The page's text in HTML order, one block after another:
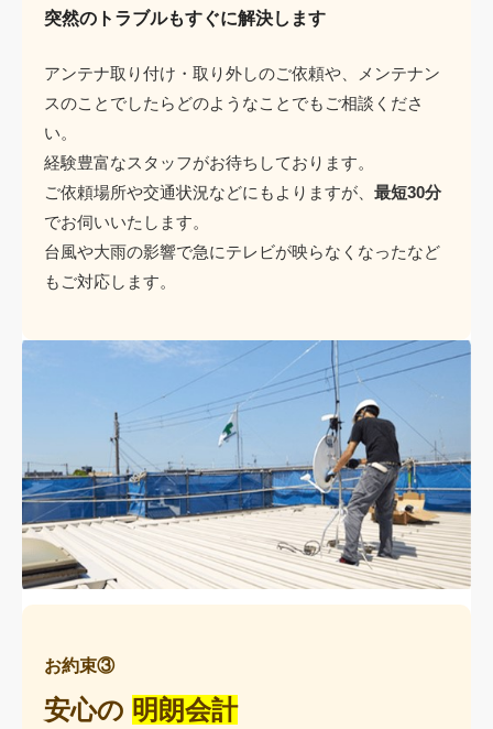
突然のトラブルもすぐに解決します
アンテナ取り付け・取り外しのご依頼や、メンテナン
スのことでしたらどのようなことでもご相談くださ
い。
経験豊富なスタッフがお待ちしております。
ご依頼場所や交通状況などにもよりますが、 最短30分
でお伺いいたします。
台風や大雨の影響で急にテレビが映らなくなったなど
もご対応します。
お約束③
安心の 明朗会計